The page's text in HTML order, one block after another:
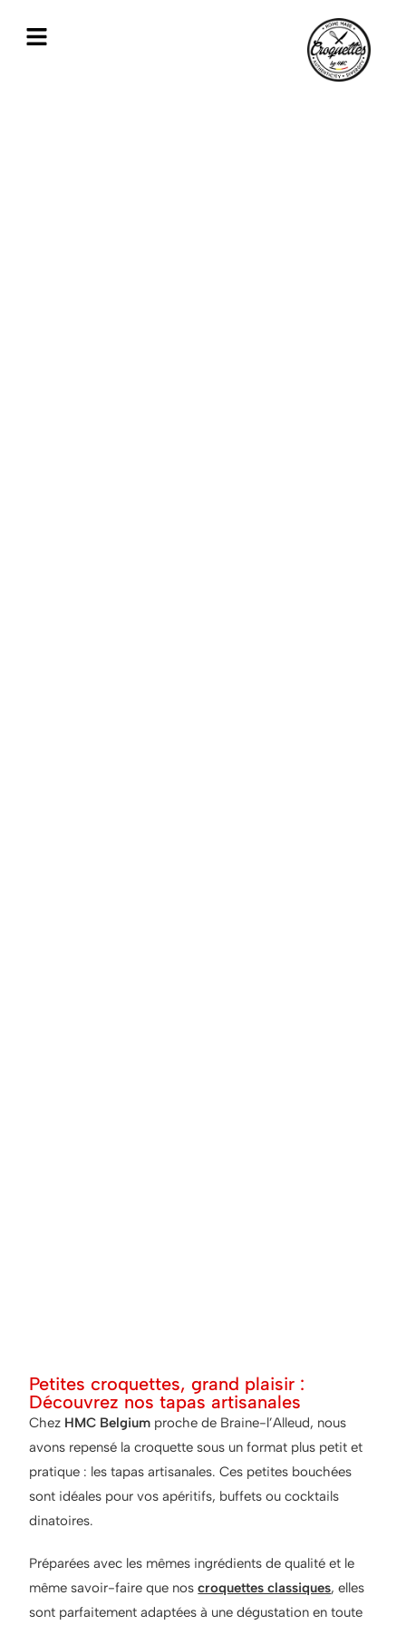
Petites croquettes, grand plaisir :
Découvrez nos tapas artisanales
Chez HMC Belgium proche de Braine-l’Alleud, nous
avons repensé la croquette sous un format plus petit et
pratique : les tapas artisanales. Ces petites bouchées
sont idéales pour vos apéritifs, buffets ou cocktails
dinatoires.
Préparées avec les mêmes ingrédients de qualité et le
même savoir-faire que noscroquettes classiques, elles
sont parfaitement adaptées à une dégustation en toute